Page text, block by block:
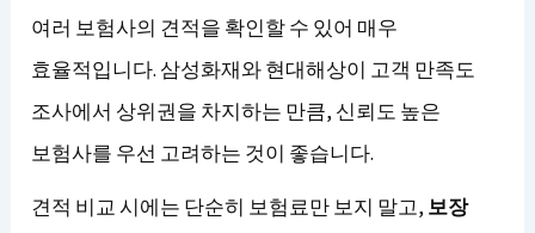
여러 보험사의 견적을 확인할 수 있어 매우
효율적입니다. 삼성화재와 현대해상이 고객 만족도
조사에서 상위권을 차지하는 만큼, 신뢰도 높은
보험사를 우선 고려하는 것이 좋습니다.
견적 비교 시에는 단순히 보험료만 보지 말고, 보장